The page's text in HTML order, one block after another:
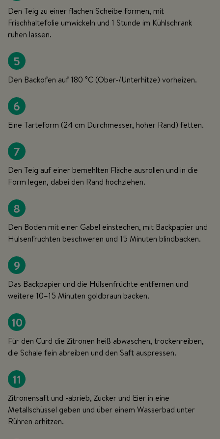
Den Teig zu einer flachen Scheibe formen, mit
Frischhaltefolie umwickeln und 1 Stunde im Kühlschrank
ruhen lassen.
5
Den Backofen auf 180 °C (Ober-/Unterhitze) vorheizen.
6
Eine Tarteform (24 cm Durchmesser, hoher Rand) fetten.
7
Den Teig auf einer bemehlten Fläche ausrollen und in die
Form legen, dabei den Rand hochziehen.
8
Den Boden mit einer Gabel einstechen, mit Backpapier und
Hülsenfrüchten beschweren und 15 Minuten blindbacken.
9
Das Backpapier und die Hülsenfrüchte entfernen und
weitere 10–15 Minuten goldbraun backen.
10
Für den Curd die Zitronen heiß abwaschen, trockenreiben,
die Schale fein abreiben und den Saft auspressen.
11
Zitronensaft und -abrieb, Zucker und Eier in eine
Metallschüssel geben und über einem Wasserbad unter
Rühren erhitzen.